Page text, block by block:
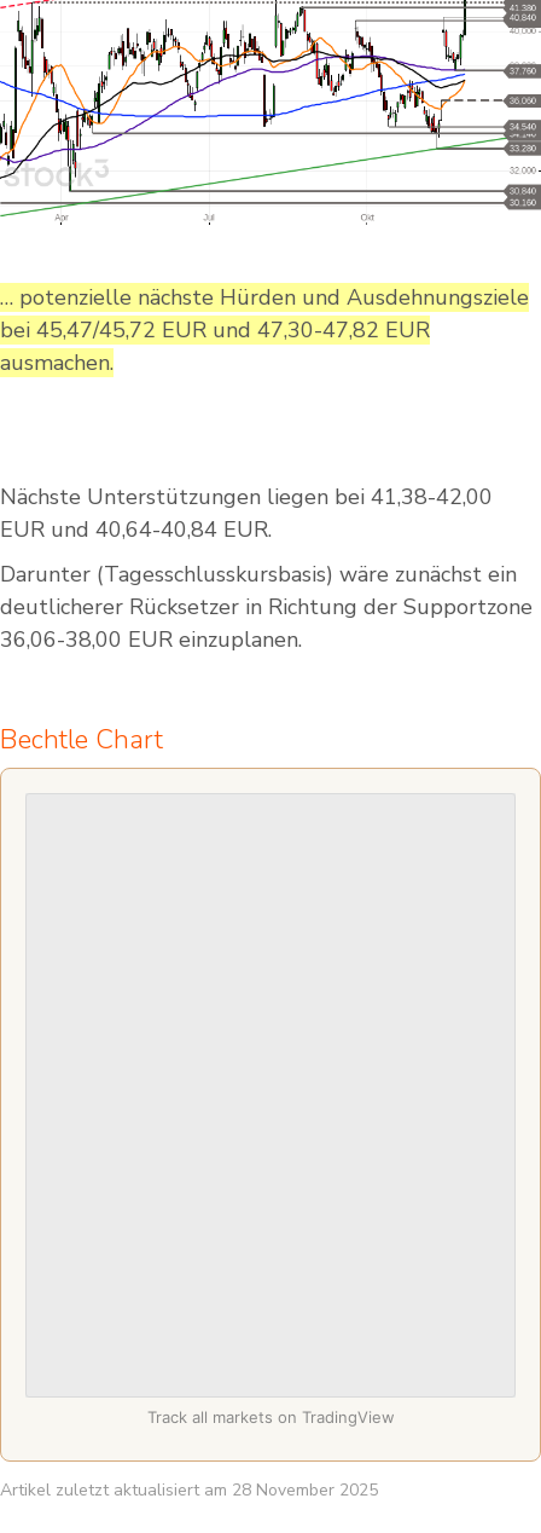
… potenzielle nächste Hürden und Ausdehnungsziele
bei 45,47/45,72 EUR und 47,30-47,82 EUR
ausmachen.
Nächste Unterstützungen liegen bei 41,38-42,00
EUR und 40,64-40,84 EUR.
Darunter (Tagesschlusskursbasis) wäre zunächst ein
deutlicherer Rücksetzer in Richtung der Supportzone
36,06-38,00 EUR einzuplanen.
Bechtle Chart
Track all markets on TradingView
Artikel zuletzt aktualisiert am 28 November 2025